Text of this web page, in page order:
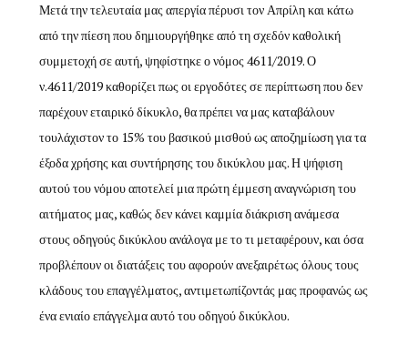
Μετά την τελευταία μας απεργία πέρυσι τον Απρίλη και κάτω
από την πίεση που δημιουργήθηκε από τη σχεδόν καθολική
συμμετοχή σε αυτή, ψηφίστηκε ο νόμος 4611/2019. Ο
ν.4611/2019 καθορίζει πως οι εργοδότες σε περίπτωση που δεν
παρέχουν εταιρικό δίκυκλο, θα πρέπει να μας καταβάλουν
τουλάχιστον το 15% του βασικού μισθού ως αποζημίωση για τα
έξοδα χρήσης και συντήρησης του δικύκλου μας. Η ψήφιση
αυτού του νόμου αποτελεί μια πρώτη έμμεση αναγνώριση του
αιτήματος μας, καθώς δεν κάνει καμμία διάκριση ανάμεσα
στους οδηγούς δικύκλου ανάλογα με το τι μεταφέρουν, και όσα
προβλέπουν οι διατάξεις του αφορούν ανεξαιρέτως όλους τους
κλάδους του επαγγέλματος, αντιμετωπίζοντάς μας προφανώς ως
ένα ενιαίο επάγγελμα αυτό του οδηγού δικύκλου.